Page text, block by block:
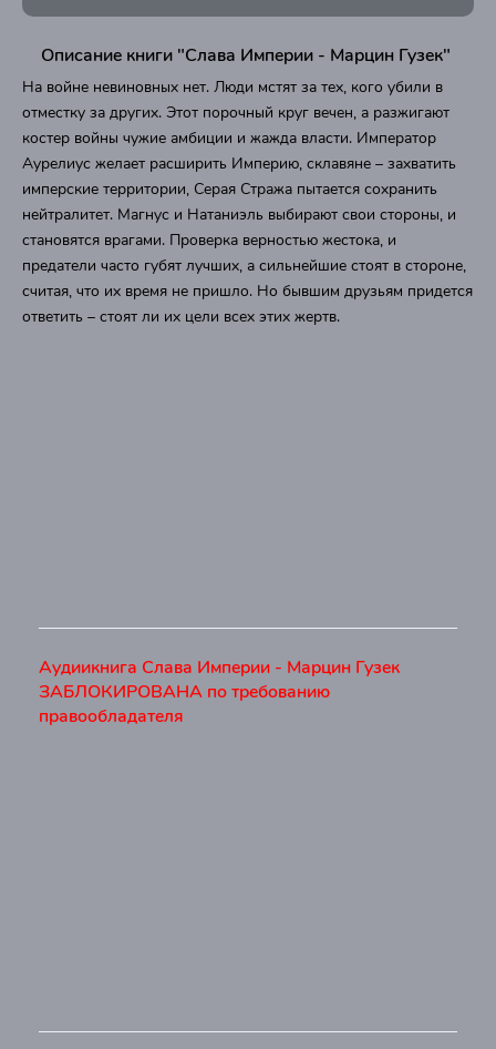
Описание книги "Слава Империи - Марцин Гузек"
На войне невиновных нет. Люди мстят за тех, кого убили в
отместку за других. Этот порочный круг вечен, а разжигают
костер войны чужие амбиции и жажда власти. Император
Аурелиус желает расширить Империю, склавяне – захватить
имперские территории, Серая Стража пытается сохранить
нейтралитет. Магнус и Натаниэль выбирают свои стороны, и
становятся врагами. Проверка верностью жестока, и
предатели часто губят лучших, а сильнейшие стоят в стороне,
считая, что их время не пришло. Но бывшим друзьям придется
ответить – стоят ли их цели всех этих жертв.
Аудиикнига Слава Империи - Марцин Гузек
ЗАБЛОКИРОВАНА по требованию
правообладателя